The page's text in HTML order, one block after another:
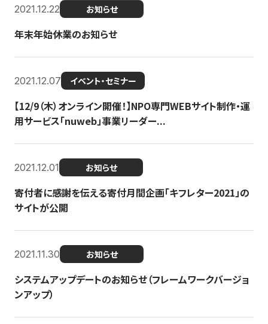
2021.12.22 お知らせ
年末年始休業のお知らせ
2021.12.07 イベント・セミナー
【12/9（木）オンライン開催！】NPO専門WEBサイト制作・運
用サービス「nuweb」事業リーダー...
2021.12.01 お知らせ
寄付者に感謝を伝える寄付月間企画「キフレター2021」の
サイトが公開
2021.11.30 お知らせ
システムアップデートのお知らせ（フレームワークバージョ
ンアップ）